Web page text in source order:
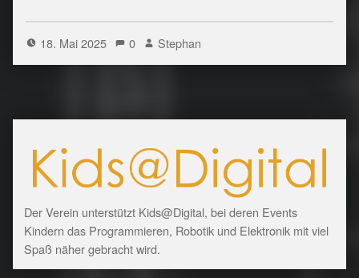
18. Mai 2025 0 Stephan
Der Verein unterstützt Kids@Digital, bei deren Events
Kindern das Programmieren, Robotik und Elektronik mit viel
Spaß näher gebracht wird.